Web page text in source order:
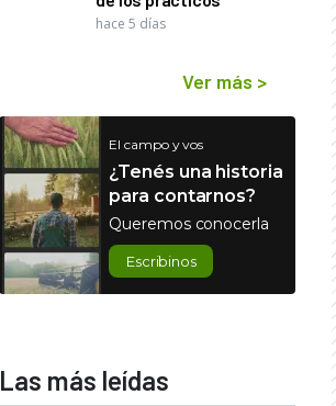
hace 5 días
Ver más >
El campo y vos
¿Tenés una historia
para contarnos?
Queremos conocerla
Escribinos
Las más leídas